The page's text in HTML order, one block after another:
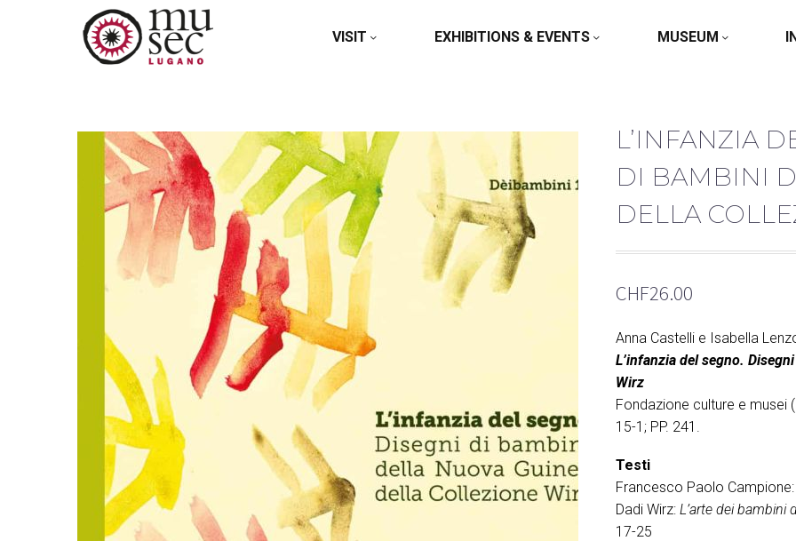
VISIT EXHIBITIONS & EVENTS MUSEUM
L’INFANZIA
DI BAMBINI
DELLA
CHF26.00
Anna Castelli e Isabella
L’infanzia del segno.
Wirz
Fondazione culture e musei
15-1; PP. 241.
Testi
Francesco Paolo
Dadi Wirz: L’arte dei bambini
17-25